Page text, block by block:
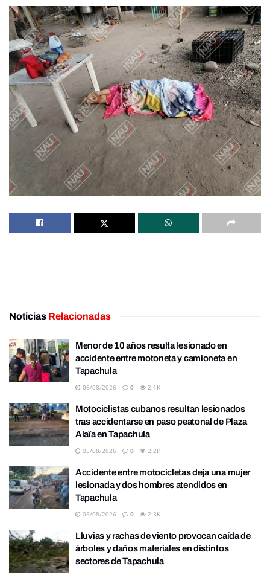
Noticias Relacionadas
Menor de 10 años resulta lesionado en
accidente entre motoneta y camioneta en
Tapachula
06/08/2026 0 2.1K
Motociclistas cubanos resultan lesionados
tras accidentarse en paso peatonal de Plaza
Alaïa en Tapachula
05/08/2026 0 2.2K
Accidente entre motocicletas deja una mujer
lesionada y dos hombres atendidos en
Tapachula
05/08/2026 0 2.3K
Lluvias y rachas de viento provocan caída de
árboles y daños materiales en distintos
sectores de Tapachula